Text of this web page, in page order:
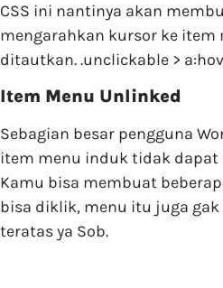
CSS ini nantinya akan
mengarahkan kursor ke item
ditautkan. .unclickable >
Item Menu Unlinked
Sebagian besar pengguna
item menu induk tidak dapat
Kamu bisa membuat
bisa diklik, menu itu juga
teratas ya Sob.